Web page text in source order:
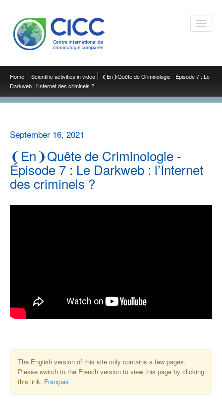
Toggle
Home Scientific activities in video
❨En❩Quête de Criminologie - Épisode 7 : Le
Darkweb : l’Internet des criminels ?
September 16, 2021
❨En❩Quête de Criminologie -
Épisode 7 : Le Darkweb : l’Internet
des criminels ?
The English version of this site only contains a few pages.
Please switch to the French version to view this page by clicking
this link: Français